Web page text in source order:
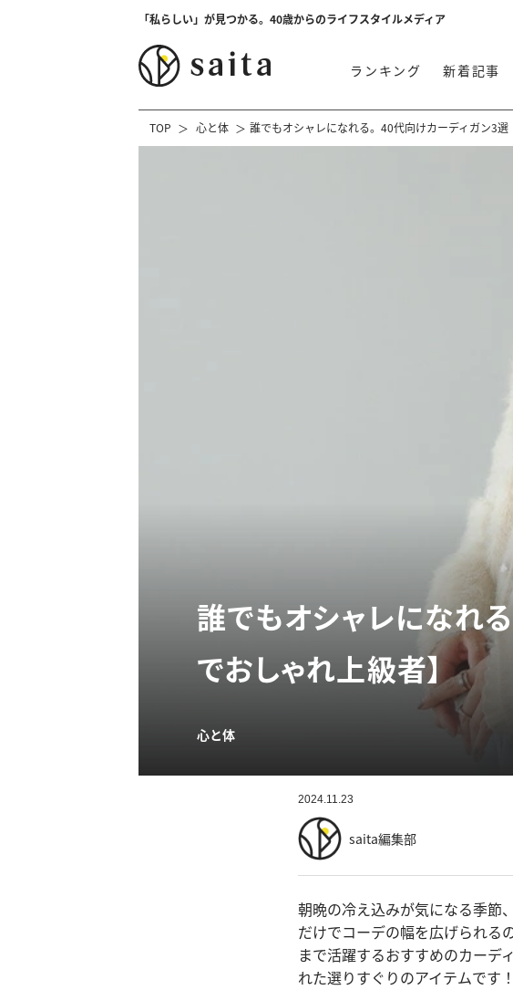
「私らしい」が見つかる。40歳からのライフスタイルメディア
ランキング 新着記事
TOP 心と体 誰でもオシャレになれる。40代向けカーディガン3選
誰でもオシャレになれ
でおしゃれ上級者】
心と体
2024.11.23
saita編集部
朝晩の冷え込みが気になる季節
だけでコーデの幅を広げられる
まで活躍するおすすめのカーデ
れた選りすぐりのアイテムです！